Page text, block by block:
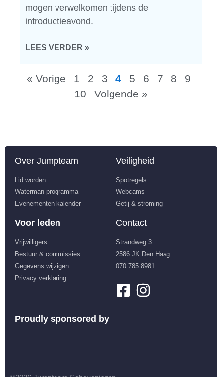
mogen verwelkomen tijdens de
introductieavond.
LEES VERDER »
« Vorige 1 2 3 4 5 6 7 8
9
10
Volgende »
Over Jumpteam
Lid worden
Waterman-programma
Evenementen kalender
Veiligheid
Spotregels
Webcams
Getij & stroming
Voor leden
Vrijwilligers
Bestuur & commissies
Gegevens wijzigen
Privacy verklaring
Contact
Strandweg 3
2586 JK Den Haag
070 785 8981
Proudly sponsored by